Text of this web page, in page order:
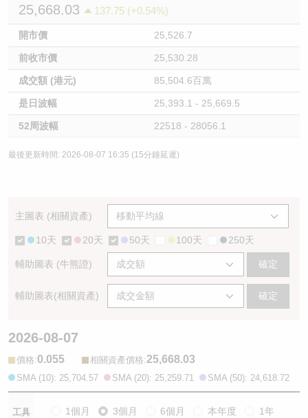
25,668.03
137.75 (+0.54%)
開市價 25,526.7
前收市價 25,530.28
成交額 (港元) 85,504.6百萬
是日波幅 25,393.1 - 25,669.5
52周波幅 22518 - 28056.1
最後更新時間: 2026-08-07 16:35 (15分鐘延遲)
主圖表 (相關資產)
10天 20天 50天 100天 250天
輔助圖表 (牛熊證) 確定
輔助圖表(相關資產) 確定
2026-08-07
價格:0.055 相關資產價格:25,668.03
SMA (10): 25,704.57 SMA (20): 25,259.71 SMA (50): 24,618.72
工具 1個月 3個月 6個月 本年度 1年